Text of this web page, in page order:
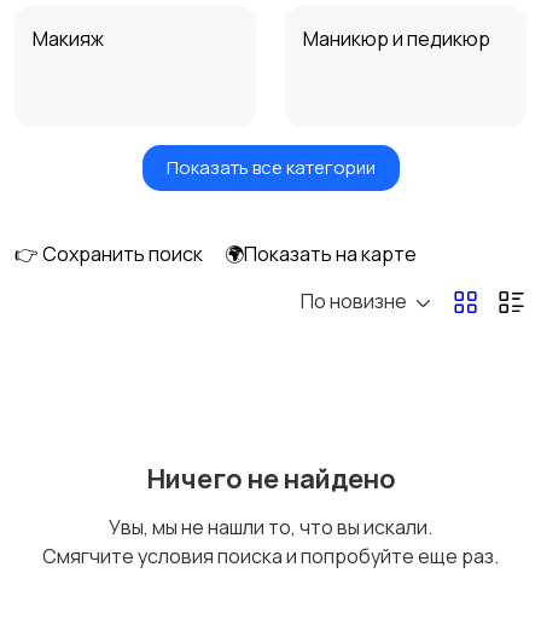
Макияж Маникюр и педикюр
Товары для здоровья Парфюмерия
Уход за кожей
Показать все категории
👉 Сохранить поиск
🌍Показать на карте
По новизне
Ничего не найдено
Увы, мы не нашли то, что вы искали.
Смягчите условия поиска и попробуйте еще раз.